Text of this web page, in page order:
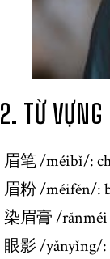
2. TỪ
眉笔 /méibǐ/:
眉粉 /méifěn/:
染眉膏 /rǎnméi
眼影 /yǎnyǐng/: